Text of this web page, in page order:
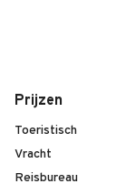
Prijzen
Toeristisch
Vracht
Reisbureau